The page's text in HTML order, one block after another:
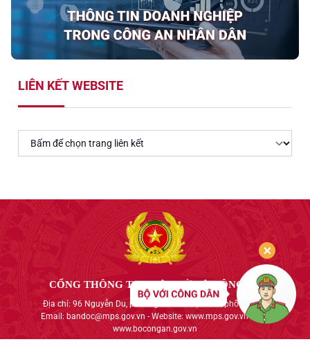
LIÊN KẾT WEBSITE
CỔNG THÔNG TIN ĐIỆN TỬ BỘ CÔNG AN
Địa chỉ: 96 Nguyễn Du, phường Cửa Nam, thành phố Hà Nội
Email: bandoc@mps.gov.vn - Website: www.mps.gov.vn hoặc
www.bocongan.gov.vn